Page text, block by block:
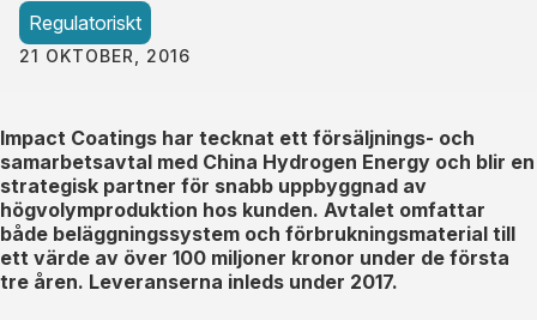
Regulatoriskt
21 OKTOBER, 2016
Impact Coatings har tecknat ett försäljnings- och
samarbetsavtal med China Hydrogen Energy och blir en
strategisk partner för snabb uppbyggnad av
högvolymproduktion hos kunden. Avtalet omfattar
både beläggningssystem och förbrukningsmaterial till
ett värde av över 100 miljoner kronor under de första
tre åren. Leveranserna inleds under 2017.